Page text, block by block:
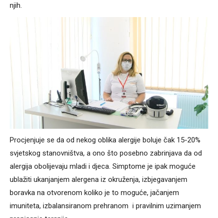
njih.
Procjenjuje se da od nekog oblika alergije boluje čak 15-20%
svjetskog stanovništva, a ono što posebno zabrinjava da od
alergija obolijevaju mladi i djeca. Simptome je ipak moguće
ublažiti ukanjanjem alergena iz okruženja, izbjegavanjem
boravka na otvorenom koliko je to moguće, jačanjem
imuniteta, izbalansiranom prehranom i pravilnim uzimanjem